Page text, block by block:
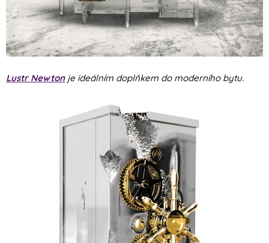
Lustr Newtonje ideálním doplňkem do moderního bytu.